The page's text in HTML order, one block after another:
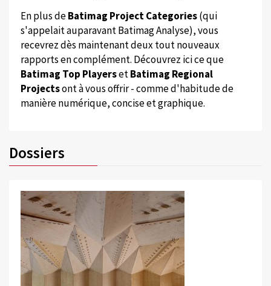
En plus deBatimag Project Categories(qui
s'appelait auparavant Batimag Analyse), vous
recevrez dès maintenant deux tout nouveaux
rapports en complément. Découvrez ici ce que
Batimag Top PlayersetBatimag Regional
Projectsont à vous offrir - comme d'habitude de
manière numérique, concise et graphique.
Dossiers